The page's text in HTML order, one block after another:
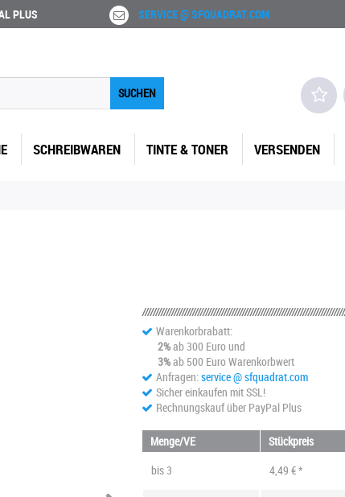
PLUS SERVICE @ SFQUADRAT.COM
SUCHEN
SCHREIBWAREN TINTE & TONER VERSENDEN
Warenkorbrabatt:
2%ab 300 Euro und
3%ab 500 Euro Warenkorbwert
Anfragen:service @ sfquadrat.com
Sicher einkaufen mit SSL!
Rechnungskauf über PayPal Plus
Menge/VE Stückpreis
bis 3 4,49 € *